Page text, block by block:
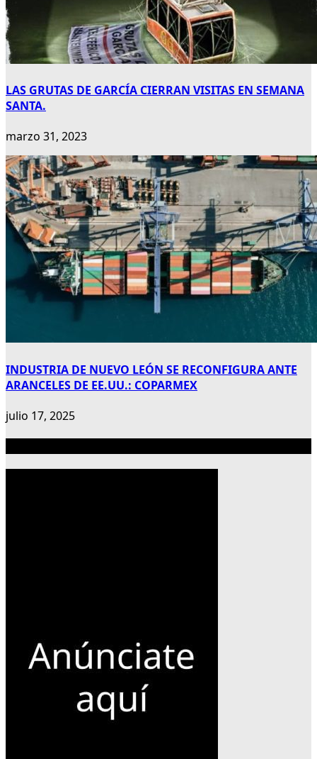
LAS GRUTAS DE GARCÍA CIERRAN VISITAS EN SEMANA
SANTA.
marzo 31, 2023
INDUSTRIA DE NUEVO LEÓN SE RECONFIGURA ANTE
ARANCELES DE EE.UU.: COPARMEX
julio 17, 2025